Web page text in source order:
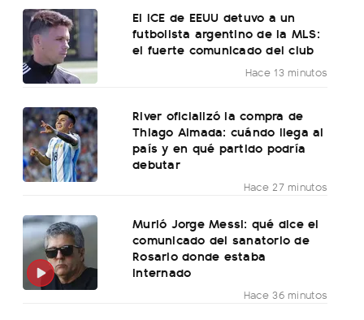
El ICE de EEUU detuvo a un
futbolista argentino de la MLS:
el fuerte comunicado del club
Hace 13 minutos
River oficializó la compra de
Thiago Almada: cuándo llega al
país y en qué partido podría
debutar
Hace 27 minutos
Murió Jorge Messi: qué dice el
comunicado del sanatorio de
Rosario donde estaba
internado
Hace 36 minutos